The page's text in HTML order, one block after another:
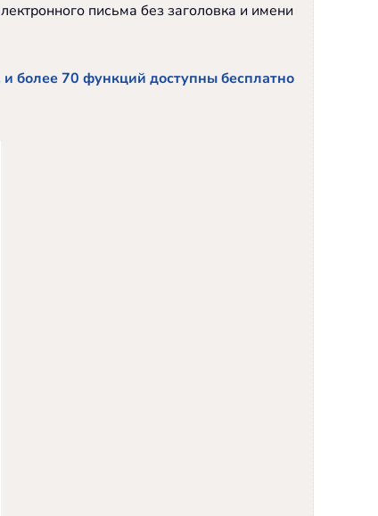
письма без заголовка и имени
более 70 функций доступны бесплатно